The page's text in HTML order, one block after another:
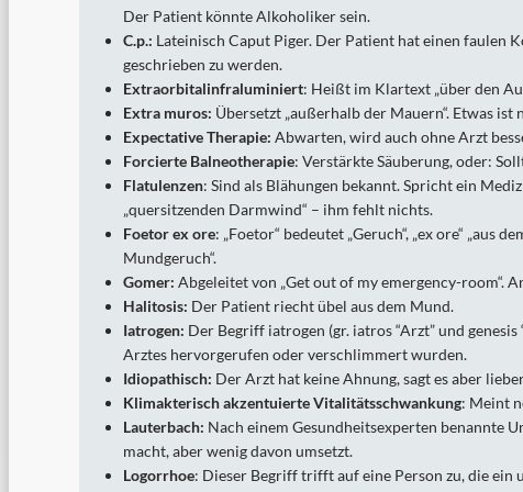
Der Patient könnte Alkoholiker sein.
C.p.: Lateinisch Caput Piger. Der Patient hat einen faulen
geschrieben zu werden.
Extraorbitalinfraluminiert: Heißt im Klartext „über den
Extra muros: Übersetzt „außerhalb der Mauern“. Etwas
Expectative Therapie: Abwarten, wird auch ohne Arzt
Forcierte Balneotherapie: Verstärkte Säuberung, oder:
Flatulenzen: Sind als Blähungen bekannt. Spricht ein
„quersitzenden Darmwind“ – ihm fehlt nichts.
Foetor ex ore: „Foetor“ bedeutet „Geruch“, „ex ore“
Mundgeruch“.
Gomer: Abgeleitet von „Get out of my emergency-room“.
Halitosis: Der Patient riecht übel aus dem Mund.
Iatrogen: Der Begriff iatrogen (gr. iatros “Arzt” und
Arztes hervorgerufen oder verschlimmert wurden.
Idiopathisch: Der Arzt hat keine Ahnung, sagt es aber
Klimakterisch akzentuierte Vitalitätsschwankung: Meint
Lauterbach: Nach einem Gesundheitsexperten benannte
macht, aber wenig davon umsetzt.
Logorrhoe: Dieser Begriff trifft auf eine Person zu, die ein